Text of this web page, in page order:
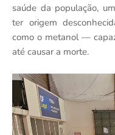
saúde da população,
ter origem
como o metanol —
até causar a morte.